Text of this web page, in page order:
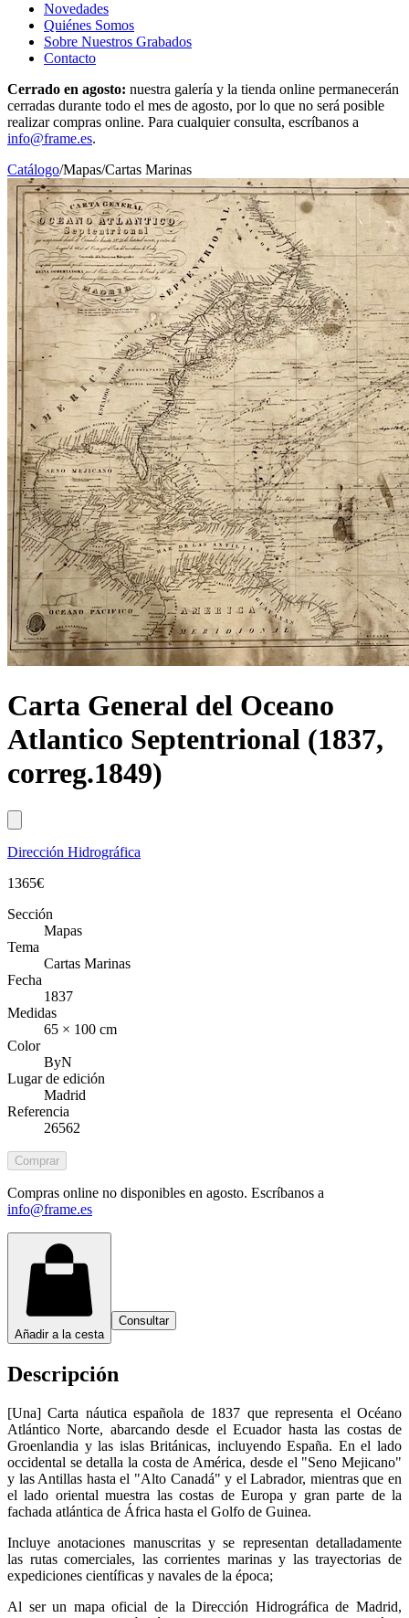
Novedades
Quiénes Somos
Sobre Nuestros Grabados
Contacto
Cerrado en agosto: nuestra galería y la tienda online permanecerán
cerradas durante todo el mes de agosto, por lo que no será posible
realizar compras online. Para cualquier consulta, escríbanos a
info@frame.es.
Catálogo/Mapas/Cartas Marinas
Carta General del Oceano
Atlantico Septentrional (1837,
correg.1849)
Dirección Hidrográfica
1365€
Sección
Mapas
Tema
Cartas Marinas
Fecha
1837
Medidas
65 × 100 cm
Color
ByN
Lugar de edición
Madrid
Referencia
26562
Comprar
Compras online no disponibles en agosto. Escríbanos a
info@frame.es
Añadir a la cesta
Consultar
Descripción
[Una] Carta náutica española de 1837 que representa el Océano
Atlántico Norte, abarcando desde el Ecuador hasta las costas de
Groenlandia y las islas Británicas, incluyendo España. En el lado
occidental se detalla la costa de América, desde el "Seno Mejicano"
y las Antillas hasta el "Alto Canadá" y el Labrador, mientras que en
el lado oriental muestra las costas de Europa y gran parte de la
fachada atlántica de África hasta el Golfo de Guinea.
Incluye anotaciones manuscritas y se representan detalladamente
las rutas comerciales, las corrientes marinas y las trayectorias de
expediciones científicas y navales de la época;
Al ser un mapa oficial de la Dirección Hidrográfica de Madrid,